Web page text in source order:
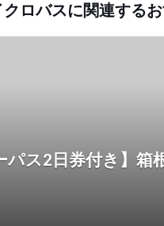
ロバスに関連する
パス2日券付き】